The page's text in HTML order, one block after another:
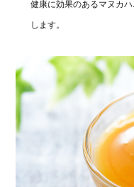
健康に効果のあるマヌカ
します。